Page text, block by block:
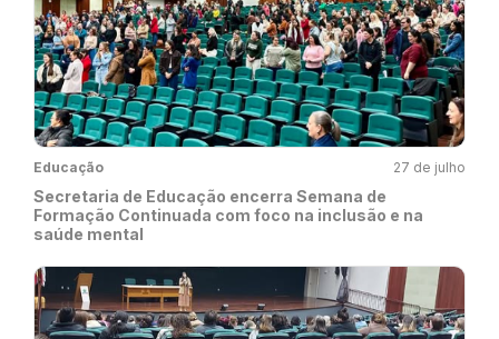
Educação 27 de julho
Secretaria de Educação encerra Semana de
Formação Continuada com foco na inclusão e na
saúde mental